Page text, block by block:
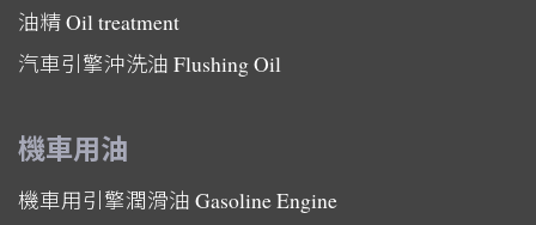
油精Oil treatment
汽車引擎沖洗油 Flushing Oil
機車用油
機車用引擎潤滑油 Gasoline Engine